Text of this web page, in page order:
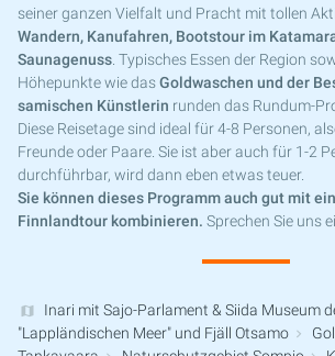
seiner ganzen Vielfalt und Pracht mit tollen
Wandern, Kanufahren, Bootstour im
Saunagenuss . Typisches Essen der Region
Höhepunkte wie dasGoldwaschen und der
samischen Künstlerin runden das Rundum-
Diese Reisetage sind ideal für 4-8 Personen,
Freunde oder Paare. Sie ist aber auch für 1-2
durchführbar, wird dann eben etwas teuer.
Sie können dieses Programm auch gut mit
Finnlandtour kombinieren. Sprechen Sie uns
Inari mit Sajo-Parlament & Siida Museum
"Lappländischen Meer" und Fjäll Otsamo